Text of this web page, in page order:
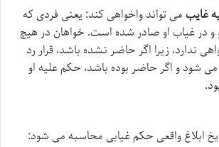
غایبمی تواند واخواهی کند: یعنی فردی که
در غیاب او صادر شده است. خواهان در هیچ
ندارد، زیرا اگر حاضر نشده باشد، قرار رد
شود و اگر حاضر بوده باشد، حکم علیه او
ابلاغ واقعی حکم غیابی محاسبه می شود: